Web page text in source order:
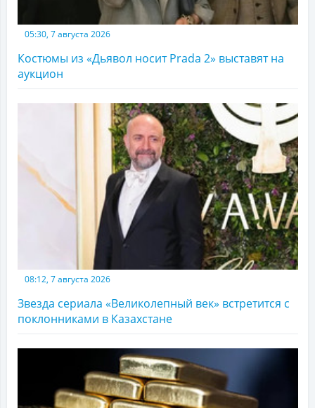
05:30, 7 августа 2026
Костюмы из «Дьявол носит Prada 2» выставят на
аукцион
08:12, 7 августа 2026
Звезда сериала «Великолепный век» встретится с
поклонниками в Казахстане